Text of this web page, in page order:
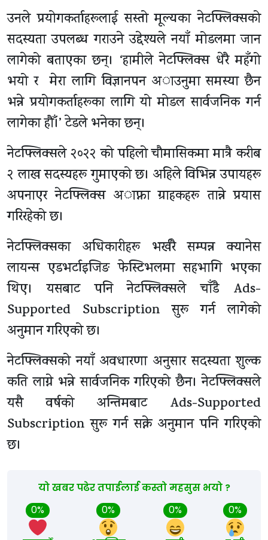
उनले प्रयोगकर्ताहरूलाई सस्तो मूल्यका नेटफ्लिक्सको
सदस्यता उपलब्ध गराउने उद्देश्यले नयाँ मोडलमा जान
लागेको बताएका छन्। ‘हामीले नेटफ्लिक्स धेरै महँगो
भयो र मेरा लागि विज्ञानपन अाउनुमा समस्या छैन
भन्ने प्रयोगकर्ताहरूका लागि यो मोडल सार्वजनिक गर्न
लागेका हाैँ।’ टेडले भनेका छन्।
नेटफ्लिक्सले २०२२ को पहिलो चाैमासिकमा मात्रै करीब
२ लाख सदस्यहरू गुमाएको छ। अहिले विभिन्न उपायहरू
अपनाएर नेटफ्लिक्स अाफ्ना ग्राहकहरू तान्ने प्रयास
गरिरहेको छ।
नेटफ्लिक्सका अधिकारीहरू भर्खरै सम्पन्न क्यानेस
लायन्स एडभर्टाइजिङ फेस्टिभलमा सहभागि भएका
थिए। यसबाट पनि नेटफ्लिक्सले चाँडै Ads-
Supported Subscription सुरू गर्न लागेको
अनुमान गरिएको छ।
नेटफ्लिक्सको नयाँ अवधारणा अनुसार सदस्यता शुल्क
कति लाग्ने भन्ने सार्वजनिक गरिएको छैन। नेटफ्लिक्सले
यसै वर्षको अन्तिमबाट Ads-Supported
Subscription सुरू गर्न सक्ने अनुमान पनि गरिएको
छ।
यो खबर पढेर तपाईलाई कस्तो महसुस भयो ?
0%
0% 0% 0%